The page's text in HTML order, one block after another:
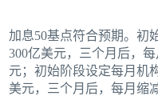
加息50基点符合预期。初
300亿美元，三个月后，
元；初始阶段设定每月机
美元，三个月后，每月缩